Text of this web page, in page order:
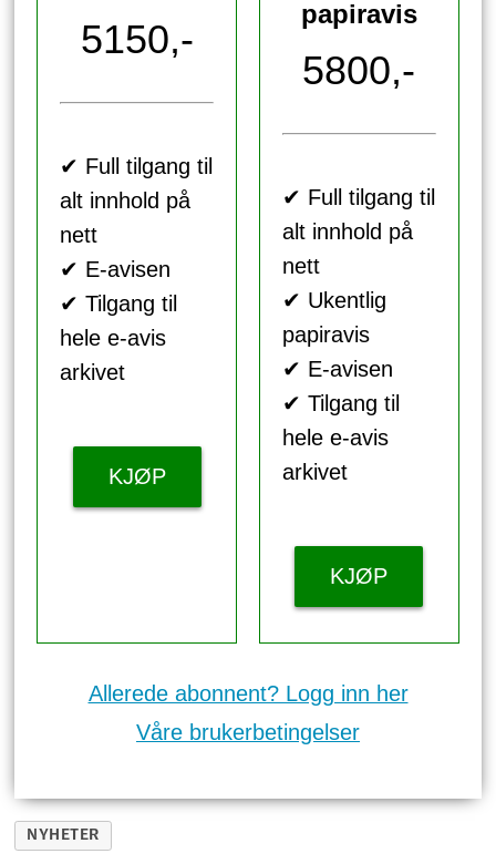
5150,-
✔ Full tilgang til
alt innhold på
nett
✔ E-avisen
✔ Tilgang til
hele e-avis
arkivet
KJØP
papiravis
5800,-
✔ Full tilgang til
alt innhold på
nett
✔ Ukentlig
papiravis
✔ E-avisen
✔ Tilgang til
hele e-avis
arkivet
KJØP
Allerede abonnent? Logg inn her
Våre brukerbetingelser
NYHETER